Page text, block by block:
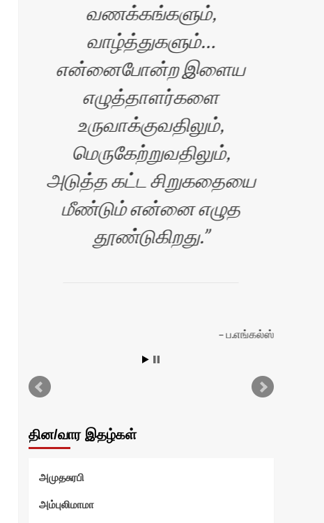
வணக்கங்களும்,
வாழ்த்துகளும்…
என்னைபோன்ற இளைய
எழுத்தாளர்களை
உருவாக்குவதிலும்,
மெருகேற்றுவதிலும்,
அடுத்த கட்ட சிறுகதையை
மீண்டும் என்னை எழுத
தூண்டுகிறது.
ப.எங்கல்ஸ்
தின/வார இதழ்கள்
அமுதசுரபி
அம்புலிமாமா